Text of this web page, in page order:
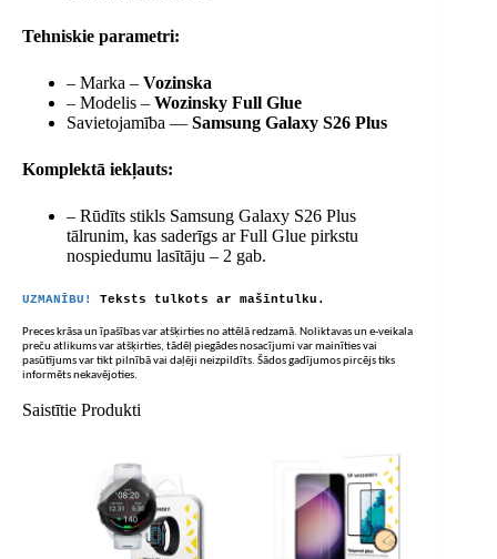
Tehniskie parametri:
– Marka – Vozinska
– Modelis – Wozinsky Full Glue
Savietojamība — Samsung Galaxy S26 Plus
Komplektā iekļauts:
– Rūdīts stikls Samsung Galaxy S26 Plus
tālrunim, kas saderīgs ar Full Glue pirkstu
nospiedumu lasītāju – 2 gab.
UZMANĪBU! Teksts tulkots ar mašīntulku.
Preces krāsa un īpašības var atšķirties no attēlā redzamā. Noliktavas un e-veikala
preču atlikums var atšķirties, tādēļ piegādes nosacījumi var mainīties vai
pasūtījums var tikt pilnībā vai daļēji neizpildīts. Šādos gadījumos pircējs tiks
informēts nekavējoties.
Saistītie Produkti